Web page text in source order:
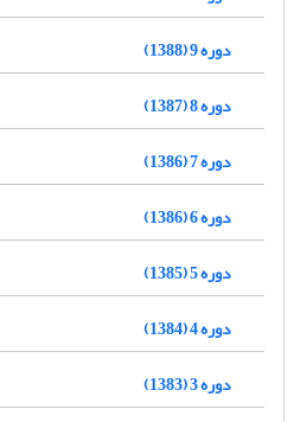
دوره 9 (1388)
دوره 8 (1387)
دوره 7 (1386)
دوره 6 (1386)
دوره 5 (1385)
دوره 4 (1384)
دوره 3 (1383)